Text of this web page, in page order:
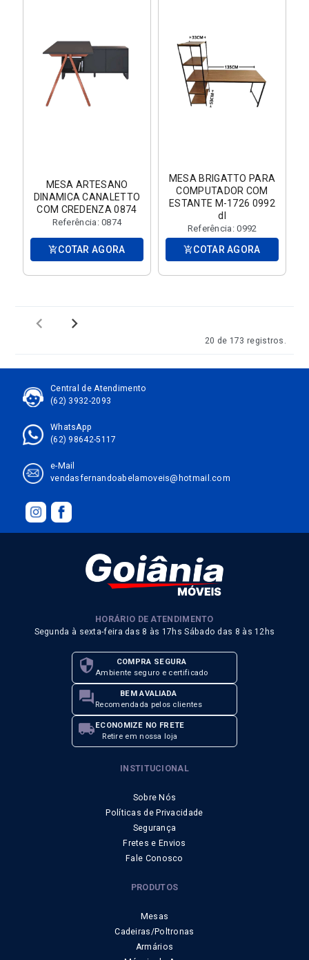
MESA ARTESANO
DINAMICA CANALETTO
COM CREDENZA 0874
Referência: 0874
add_shopping_cart COTAR AGORA
MESA BRIGATTO PARA
COMPUTADOR COM
ESTANTE M-1726 0992
dl
Referência: 0992
add_shopping_cart COTAR AGORA
chevron_left chevron_right
20 de 173 registros.
Central de Atendimento
(62) 3932-2093
WhatsApp
(62) 98642-5117
e-Mail
vendasfernandoabelamoveis@hotmail.com
HORÁRIO DE ATENDIMENTO
Segunda à sexta-feira das 8 às 17hs Sábado das 8 às 12hs
security
COMPRA SEGURA
Ambiente seguro e certificado
forum
BEM AVALIADA
Recomendada pelos clientes
local_shippingECONOMIZE NO FRETE
Retire em nossa loja
INSTITUCIONAL
Sobre Nós
Políticas de Privacidade
Segurança
Fretes e Envios
Fale Conosco
PRODUTOS
Mesas
Cadeiras/Poltronas
Armários